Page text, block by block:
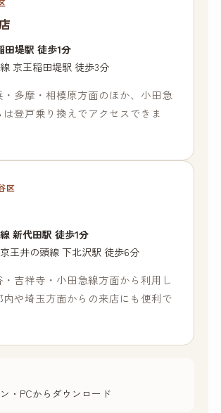
田堤駅 徒歩1分
京王稲田堤駅 徒歩3分
・多摩・相模原方面のほか、小田急
登戸乗り換えでアクセスできま
区
新代田駅 徒歩1分
王井の頭線 下北沢駅 徒歩6分
吉祥寺・小田急線方面から利用し
や埼玉方面からの来店にも便利で
・PCからダウンロード